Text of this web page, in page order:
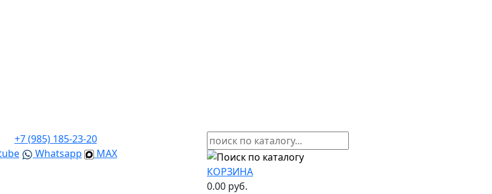
+7 (985) 185-23-20
Whatsapp
MAX
КОРЗИНА
0.00 руб.